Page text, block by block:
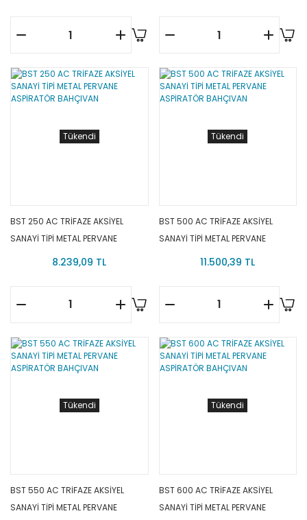
Tükendi
BST 250 AC TRİFAZE AKSİYEL
SANAYİ TİPİ METAL PERVANE
ASPİRATÖR BAHÇIVAN
8.239,09 TL
Tükendi
BST 500 AC TRİFAZE AKSİYEL
SANAYİ TİPİ METAL PERVANE
ASPİRATÖR BAHÇIVAN
11.500,39 TL
Tükendi
BST 550 AC TRİFAZE AKSİYEL
SANAYİ TİPİ METAL PERVANE
Tükendi
BST 600 AC TRİFAZE AKSİYEL
SANAYİ TİPİ METAL PERVANE